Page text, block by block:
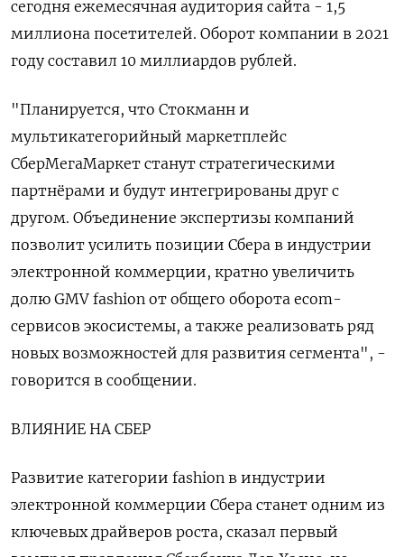
сегодня ежемесячная аудитория сайта - 1,5
миллиона посетителей. Оборот компании в 2021
году составил 10 миллиардов рублей.
"Планируется, что Стокманн и
мультикатегорийный маркетплейс
СберМегаМаркет станут стратегическими
партнёрами и будут интегрированы друг с
другом. Объединение экспертизы компаний
позволит усилить позиции Сбера в индустрии
электронной коммерции, кратно увеличить
долю GMV fashion от общего оборота ecom-
сервисов экосистемы, а также реализовать ряд
новых возможностей для развития сегмента", -
говорится в сообщении.
ВЛИЯНИЕ НА СБЕР
Развитие категории fashion в индустрии
электронной коммерции Сбера станет одним из
ключевых драйверов роста, сказал первый